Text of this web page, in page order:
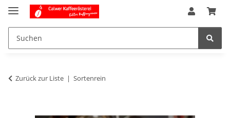
Zurück zur Liste Sortenrein